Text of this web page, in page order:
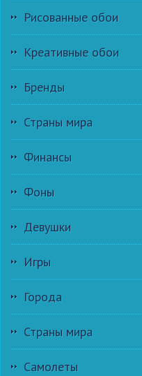
Рисованные обои
Креативные обои
Бренды
Страны мира
Финансы
Фоны
Девушки
Игры
Города
Страны мира
Самолеты